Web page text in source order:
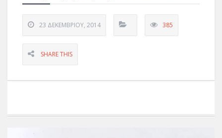
23 ΔΕΚΕΜΒΡΊΟΥ, 2014 385
SHARE THIS